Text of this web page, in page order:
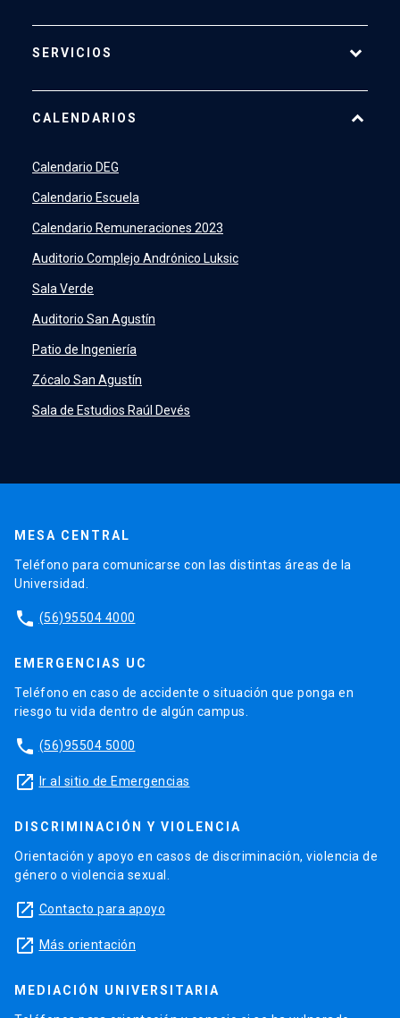
SERVICIOS
SIDINGlaunch
Academic Intelligence
PeopleSoftlaunch
ERPlaunch
CALENDARIOS
Calendario DEG
Calendario Escuela
Calendario Remuneraciones 2023
Auditorio Complejo Andrónico Luksic
Sala Verde
Auditorio San Agustín
Patio de Ingeniería
Zócalo San Agustín
Sala de Estudios Raúl Devés
MESA CENTRAL
Teléfono para comunicarse con las distintas áreas de la
Universidad.
phone (56)95504 4000
EMERGENCIAS UC
Teléfono en caso de accidente o situación que ponga en
riesgo tu vida dentro de algún campus.
phone (56)95504 5000
launch Ir al sitio de Emergencias
DISCRIMINACIÓN Y VIOLENCIA
Orientación y apoyo en casos de discriminación, violencia de
género o violencia sexual.
launch Contacto para apoyo
launch Más orientación
MEDIACIÓN UNIVERSITARIA